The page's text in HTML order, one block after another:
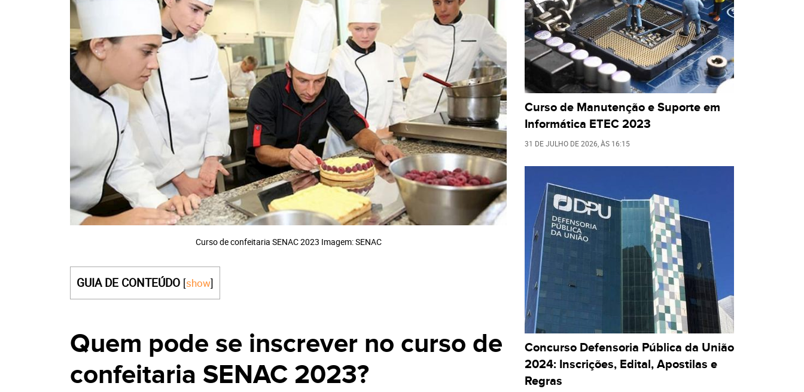
Curso de confeitaria SENAC 2023 Imagem: SENAC
GUIA DE CONTEÚDO [show]
Quem pode se inscrever no curso de
confeitaria SENAC 2023?
Curso de Manutenção e Suporte em
Informática ETEC 2023
31 DE JULHO DE 2026 , ÀS 16:15
Concurso Defensoria Pública da União
2024: Inscrições, Edital, Apostilas e
Regras